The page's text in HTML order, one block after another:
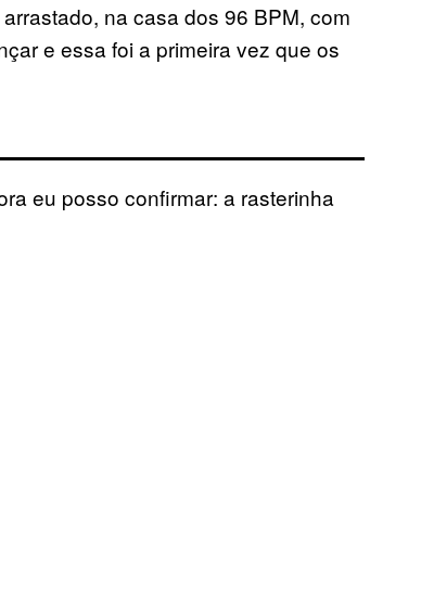
na casa dos 96 BPM, com
e essa foi a primeira vez que os
eu posso confirmar: a rasterinha